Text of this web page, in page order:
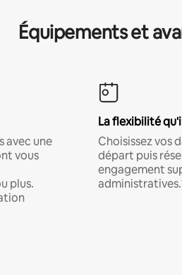
Équipements et
avec une
vous
plus.
La flexibilité
Choisissez vos
départ puis
engagement